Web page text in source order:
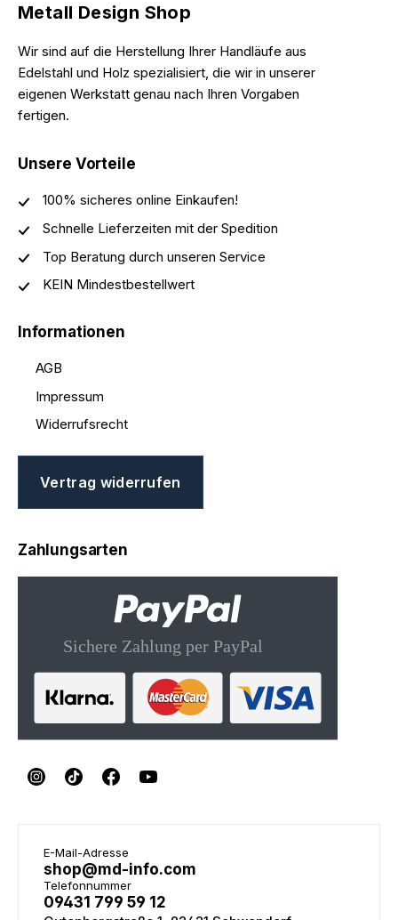
Metall Design Shop
Wir sind auf die Herstellung Ihrer Handläufe aus
Edelstahl und Holz spezialisiert, die wir in unserer
eigenen Werkstatt genau nach Ihren Vorgaben
fertigen.
Unsere Vorteile
100% sicheres online Einkaufen!
Schnelle Lieferzeiten mit der Spedition
Top Beratung durch unseren Service
KEIN Mindestbestellwert
Informationen
AGB
Impressum
Widerrufsrecht
Vertrag widerrufen
Zahlungsarten
E-Mail-Adresse
shop@md-info.com
Telefonnummer
09431 799 59 12